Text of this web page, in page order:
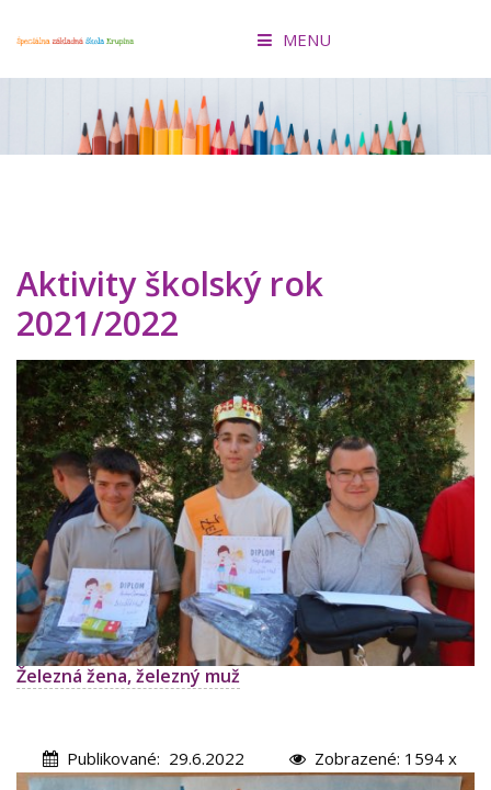
MENU
ÚVOD
O ŠKOLE
AKTIVITY
EDUPAGE
FACEBOOK
OZ ŠKRUPINKA
KONTAKTY
Aktivity školský rok
2021/2022
Železná žena, železný muž
Publikované: 29.6.2022 Zobrazené: 1594 x